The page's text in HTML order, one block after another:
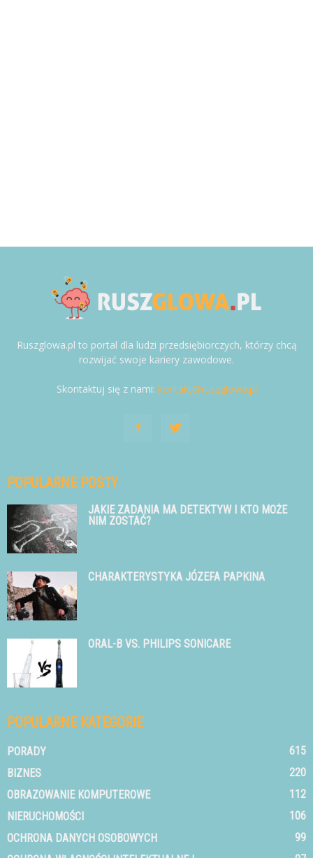
Ruszglowa.pl to portal dla ludzi przedsiębiorczych, którzy chcą
rozwijać swoje kariery zawodowe.
Skontaktuj się z nami: kontakt@ruszglowa.pl
POPULARNE POSTY
JAKIE ZADANIA MA DETEKTYW I KTO MOŻE
NIM ZOSTAĆ?
CHARAKTERYSTYKA JÓZEFA PAPKINA
ORAL-B VS. PHILIPS SONICARE
POPULARNE KATEGORIE
PORADY
615
BIZNES
220
OBRAZOWANIE KOMPUTEROWE
112
NIERUCHOMOŚCI
106
OCHRONA DANYCH OSOBOWYCH
99